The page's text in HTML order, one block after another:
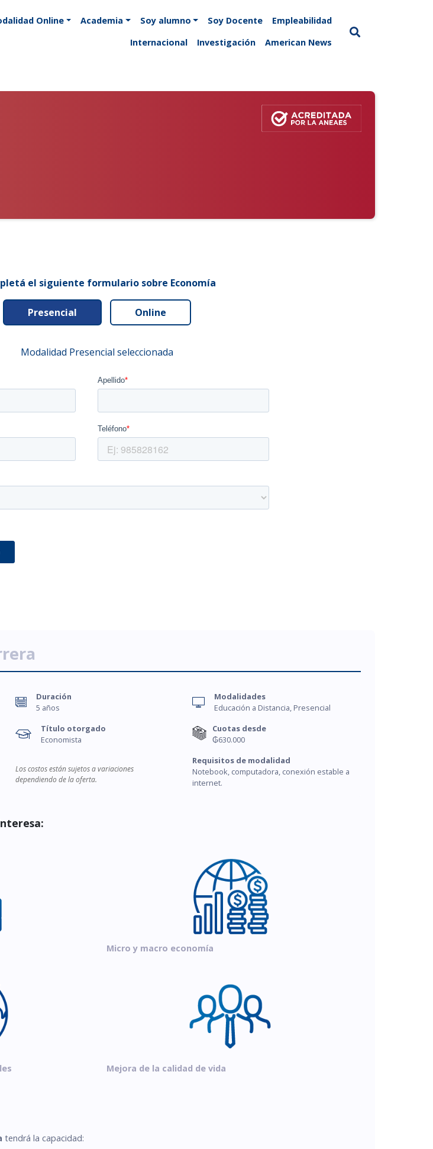
Online Academia Soy alumno Soy Docente
Empleabilidad
Internacional
Investigación American News
el siguiente formulario sobre Economía
Presencial Online
Modalidad Presencial seleccionada
Duración
5 años
Modalidades
Educación a Distancia, Presencial
Título otorgado
Economista
Cuotas desde
₲630.000
Los costos están sujetos a variaciones
dependiendo de la oferta.
Requisitos de modalidad
Notebook, computadora, conexión estable a
internet.
Micro y macro economía
Mejora de la calidad de vida
tendrá la capacidad: